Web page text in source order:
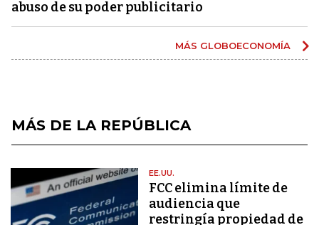
abuso de su poder publicitario
MÁS GLOBOECONOMÍA
MÁS DE LA REPÚBLICA
EE.UU.
FCC elimina límite de
audiencia que
restringía propiedad de